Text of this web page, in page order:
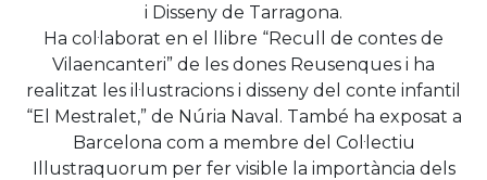
i Disseny de Tarragona.
Ha col·laborat en el llibre “Recull de contes de
Vilaencanteri” de les dones Reusenques i ha
realitzat les il·lustracions i disseny del conte infantil
“El Mestralet,” de Núria Naval. També ha exposat a
Barcelona com a membre del Col·lectiu
Illustraquorum per fer visible la importància dels